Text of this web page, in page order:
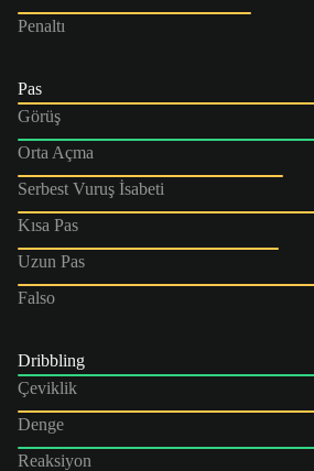
Penaltı
Pas
Görüş
Orta Açma
Serbest Vuruş İsabeti
Kısa Pas
Uzun Pas
Falso
Dribbling
Çeviklik
Denge
Reaksiyon